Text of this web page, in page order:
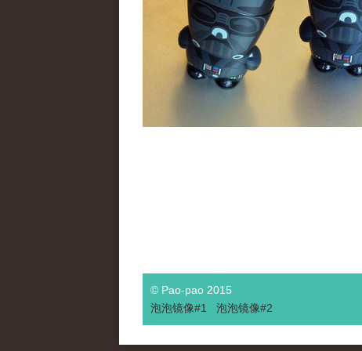
© Pao-pao 2015
泡泡镜像#1 泡泡镜像#2